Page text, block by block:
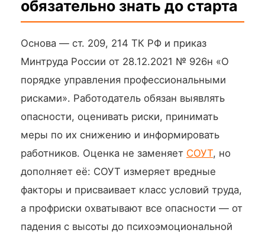
обязательно знать до старта
Основа — ст. 209, 214 ТК РФ и приказ
Минтруда России от 28.12.2021 № 926н «О
порядке управления профессиональными
рисками». Работодатель обязан выявлять
опасности, оценивать риски, принимать
меры по их снижению и информировать
работников. Оценка не заменяет СОУТ, но
дополняет её: СОУТ измеряет вредные
факторы и присваивает класс условий труда,
а профриски охватывают все опасности — от
падения с высоты до психоэмоциональной